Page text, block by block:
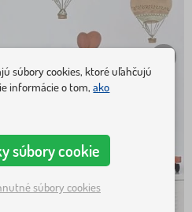
súbory cookies, ktoré uľahčujú
informácie o tom,ako
súbory cookie
súbory cookies